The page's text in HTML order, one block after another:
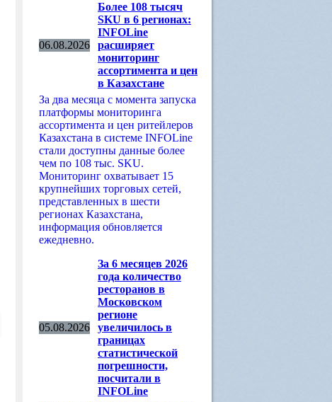
06.08.2026
Более 108 тысяч
SKU в 6 регионах:
INFOLine
расширяет
мониторинг
ассортимента и цен
в Казахстане
За два месяца с момента запуска
платформы мониторинга
ассортимента и цен ритейлеров
Казахстана в системе INFOLine
стали доступны данные более
чем по 108 тыс. SKU.
Мониторинг охватывает 15
крупнейших торговых сетей,
представленных в шести
регионах Казахстана,
информация обновляется
ежедневно.
05.08.2026
За 6 месяцев 2026
года количество
ресторанов в
Московском
регионе
увеличилось в
границах
статистической
погрешности,
посчитали в
INFOLine